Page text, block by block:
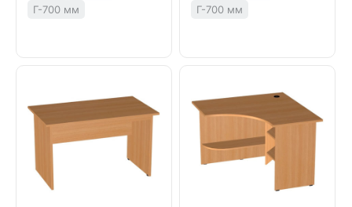
Г-700 мм
Г-700 мм